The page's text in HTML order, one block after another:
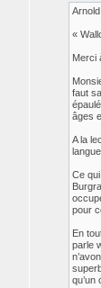
«
Merci
faut
âges
A la
Ce
pour
En
parle
qu’un